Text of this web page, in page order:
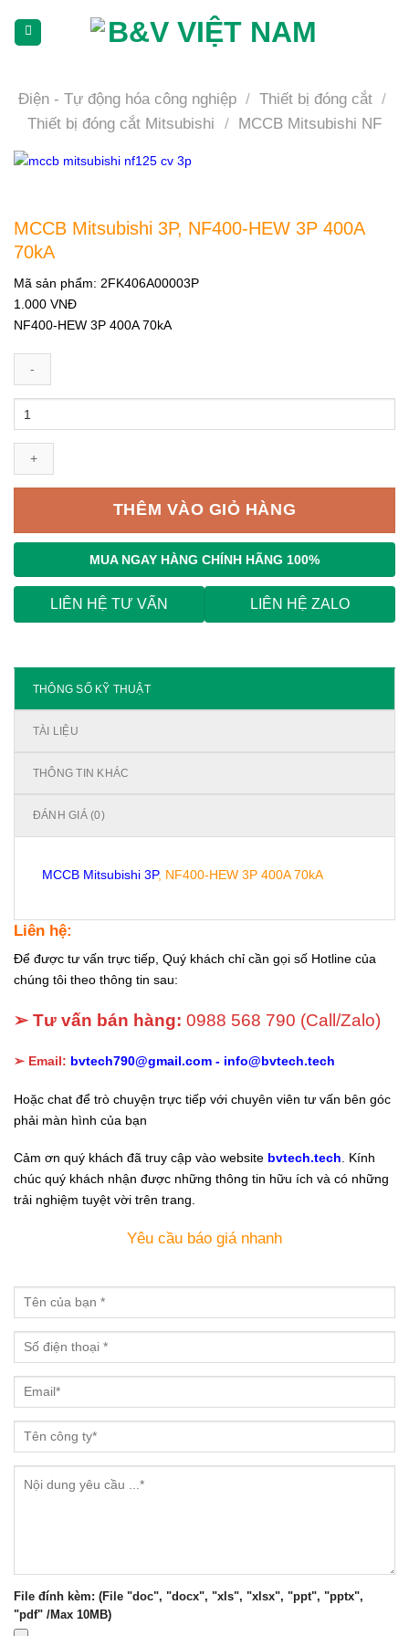
dịch)Điện - Tự động hóa công nghiệp / Thiết bị đóng cắt /
Thiết bị đóng cắt Mitsubishi / MCCB Mitsubishi NF
MCCB Mitsubishi 3P, NF400-HEW 3P 400A
70kA
Mã sản phẩm: 2FK406A00003P
1.000 VNĐ
NF400-HEW 3P 400A 70kA
3P,
NF400-
HEW
70kA
THÊM VÀO GIỎ HÀNG
MUA NGAY HÀNG CHÍNH HÃNG 100%
LIÊN HỆ TƯ VẤN LIÊN HỆ ZALO
THÔNG SỐ KỸ THUẬT
TÀI LIỆU
THÔNG TIN KHÁC
ĐÁNH GIÁ (0)
MCCB Mitsubishi 3P, NF400-HEW 3P 400A 70kA
Liên hệ:
Để được tư vấn trực tiếp, Quý khách chỉ cần gọi số Hotline của
chúng tôi theo thông tin sau:
➢ Tư vấn bán hàng: 0988 568 790 (Call/Zalo)
➢ Email: bvtech790@gmail.com - info@bvtech.tech
Hoặc chat để trò chuyện trực tiếp với chuyên viên tư vấn bên góc
phải màn hình của bạn
Cảm ơn quý khách đã truy cập vào website bvtech.tech. Kính
chúc quý khách nhận được những thông tin hữu ích và có những
trải nghiệm tuyệt vời trên trang.
Yêu cầu báo giá nhanh
File đính kèm: (File "doc", "docx", "xls", "xlsx", "ppt", "pptx",
"pdf" /Max 10MB)